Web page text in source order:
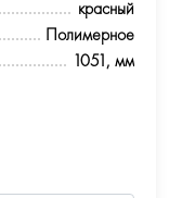
красный
Полимерное
1051, мм